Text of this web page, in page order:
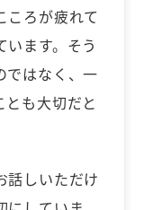
ころが疲れて
ます。そう
ではなく、一
も大切だと
話しいただけ